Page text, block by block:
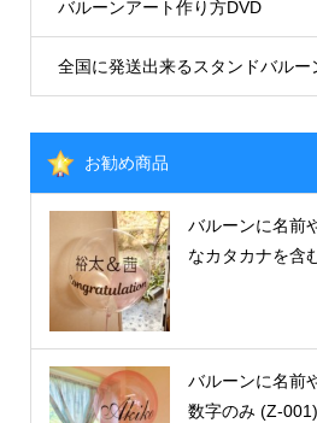
バルーンアート作り方DVD
全国に発送出来るスタンドバルー
お勧め商品
バルーンに名前
なカタカナを含
バルーンに名
数字のみ (Z-001)